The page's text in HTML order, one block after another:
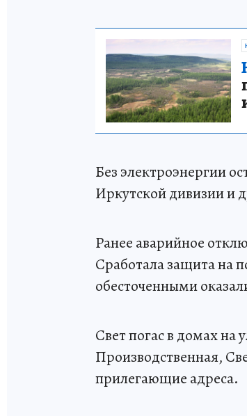
Без электроэнергии
Иркутской дивизии и
Ранее аварийное
Сработала защита на
обесточенными
Свет погас в домах на
Производственная,
прилегающие адреса.